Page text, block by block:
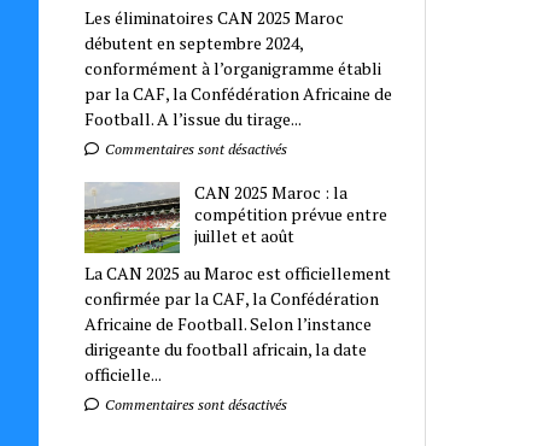
Les éliminatoires CAN 2025 Maroc
débutent en septembre 2024,
conformément à l’organigramme établi
par la CAF, la Confédération Africaine de
Football. A l’issue du tirage...
Commentaires sont désactivés
CAN 2025 Maroc : la
compétition prévue entre
juillet et août
La CAN 2025 au Maroc est officiellement
confirmée par la CAF, la Confédération
Africaine de Football. Selon l’instance
dirigeante du football africain, la date
officielle...
Commentaires sont désactivés